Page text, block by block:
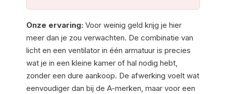
Onze ervaring: Voor weinig geld krijg je hier
meer dan je zou verwachten. De combinatie van
licht en een ventilator in één armatuur is precies
wat je in een kleine kamer of hal nodig hebt,
zonder een dure aankoop. De afwerking voelt wat
eenvoudiger dan bij de A-merken, maar voor een